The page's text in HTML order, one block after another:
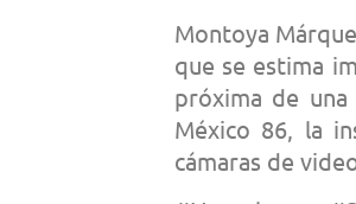
Montoya
que se estima
próxima de
México 86, la
cámaras de